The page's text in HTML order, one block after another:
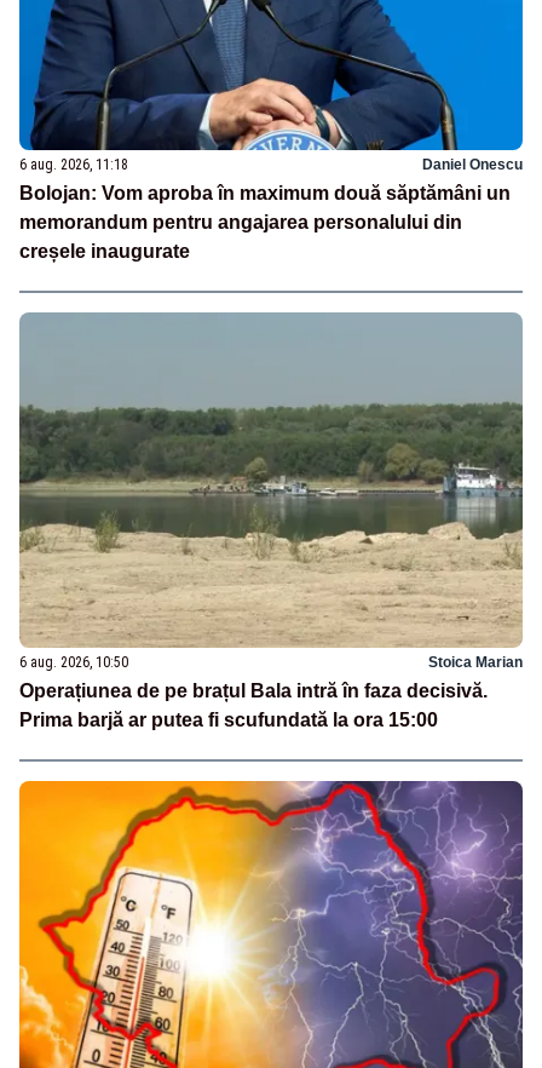
6 aug. 2026, 11:18 Daniel Onescu
Bolojan: Vom aproba în maximum două săptămâni un
memorandum pentru angajarea personalului din
creșele inaugurate
6 aug. 2026, 10:50 Stoica Marian
Operațiunea de pe brațul Bala intră în faza decisivă.
Prima barjă ar putea fi scufundată la ora 15:00